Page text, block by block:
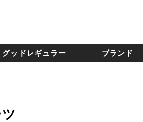
グッドレギュラー ブランド